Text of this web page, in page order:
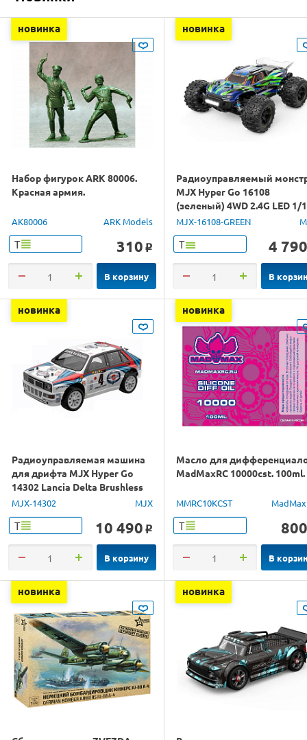
новинка
Набор фигурок ARK 80006.
Красная армия.
AK80006 ARK Models
Т 310 o
В корзину
новинка
Радиоуправляемый
MJX Hyper Go 16108
(зеленый) 4WD 2.4G LED 1/
RTR
MJX-16108-GREEN
Т 4 790
В
новинка
Радиоуправляемая машина
для дрифта MJX Hyper Go
14302 Lancia Delta Brushless
4WD 2.4G LED 1/14 RTR
MJX-14302 MJX
Т 10 490 o
В корзину
новинка
Масло для
MadMaxRC 10000cst. 100ml.
MMRC10KCST
Т 800
В
новинка новинка